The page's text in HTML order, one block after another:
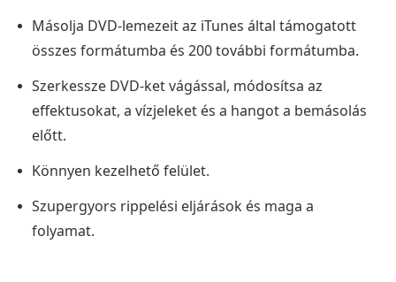
Másolja DVD-lemezeit az iTunes által támogatott
összes formátumba és 200 további formátumba.
Szerkessze DVD-ket vágással, módosítsa az
effektusokat, a vízjeleket és a hangot a bemásolás
előtt.
Könnyen kezelhető felület.
Szupergyors rippelési eljárások és maga a
folyamat.